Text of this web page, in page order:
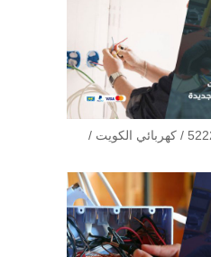
كهربائي الكويت / 52227340 / كهربائي الكويت /